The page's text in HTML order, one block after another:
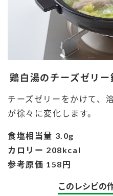
炊き込みご飯の素
納豆
納豆のサイト
三ツ判山吹
千夜
お酢を知ろう！
すしラボ
ぽん酢サワー
納豆の豆知識
鍋奉行マニュアル
ミツカンのCM
ZENB initiative
MIM（ミツカン
各部門が大切に
おいしさと健康
キッザニア東京
お客様相談センター
お客様の声をいかしました
販売終了製品のご案内
よくあるご質問
お問い合わせ
地図から取り扱い店舗を探す
鶏白湯のチーズゼリー
チーズゼリーをかけて、
が徐々に変化します。
食塩相当量 3.0g
カロリー 208kcal
参考原価 158円
このレシピの